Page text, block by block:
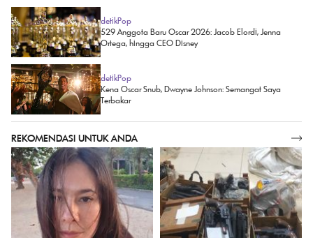
detikPop
529 Anggota Baru Oscar 2026: Jacob Elordi, Jenna
Ortega, hingga CEO Disney
detikPop
Kena Oscar Snub, Dwayne Johnson: Semangat Saya
Terbakar
REKOMENDASI UNTUK ANDA